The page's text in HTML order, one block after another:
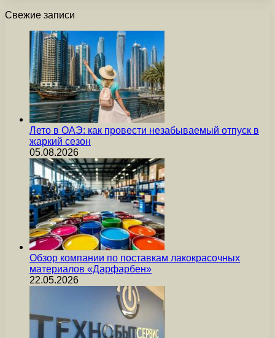
Свежие записи
Лето в ОАЭ: как провести незабываемый отпуск в
жаркий сезон
05.08.2026
Обзор компании по поставкам лакокрасочных
материалов «Дарфарбен»
22.05.2026